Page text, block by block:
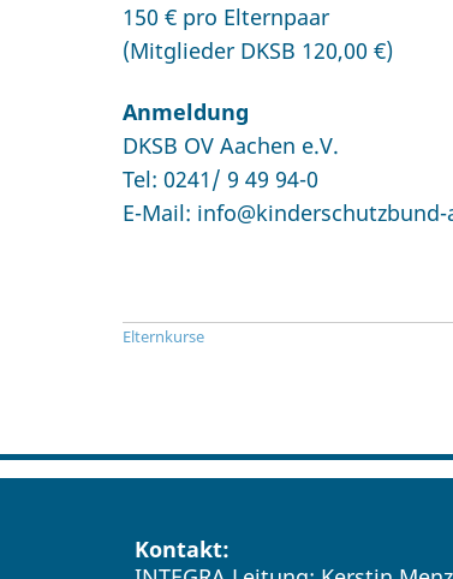
150 € pro Elternpaar
(Mitglieder DKSB 120,00 €)
Anmeldung
DKSB OV Aachen e.V.
Tel: 0241/ 9 49 94-0
E-Mail: info@kinderschutzbund-
Elternkurse
Kontakt: